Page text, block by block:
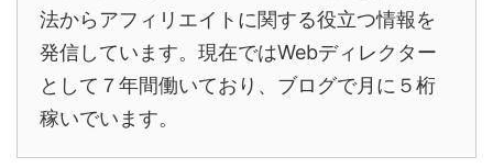
法からアフィリエイトに関する役立つ情報を
発信しています。現在ではWebディレクター
として７年間働いており、ブログで月に５桁
稼いでいます。